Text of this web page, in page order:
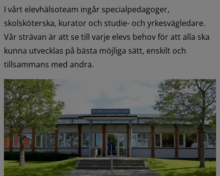
I vårt elevhälsoteam ingår specialpedagoger,
skolsköterska, kurator och studie- och yrkesvägledare.
Vår strävan är att se till varje elevs behov för att alla ska
kunna utvecklas på bästa möjliga sätt, enskilt och
tillsammans med andra.